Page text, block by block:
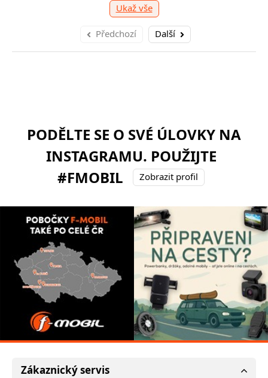
Ukaž vše
Předchozí Další
PODĚLTE SE O SVÉ ÚLOVKY NA
INSTAGRAMU. POUŽIJTE
#FMOBIL
Zobrazit profil
Zákaznický servis